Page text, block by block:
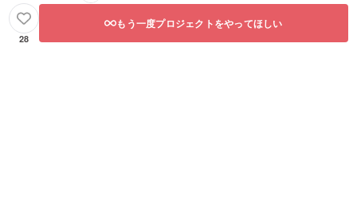
28
もう一度プロジェクトをやってほしい